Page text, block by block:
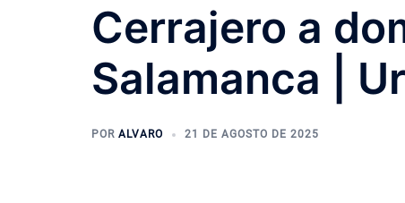
Cerrajero a
Salamanca |
POR ALVARO 21 DE AGOSTO DE 2025